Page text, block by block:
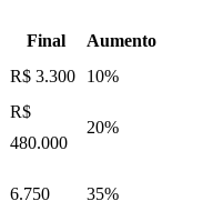
Final
Aumento
R$ 3.300
10%
R$
480.000
20%
6.750 35%